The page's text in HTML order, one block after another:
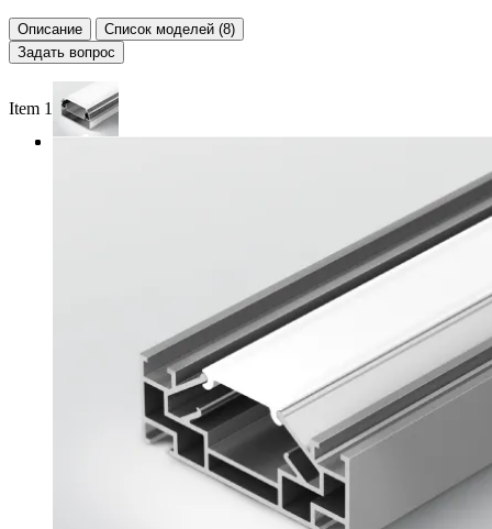
Описание
Список моделей (8)
Задать вопрос
Item 1 of 3